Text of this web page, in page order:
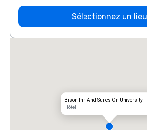
Sélectionnez un lieu
Bison Inn And Suites On University
Hôtel